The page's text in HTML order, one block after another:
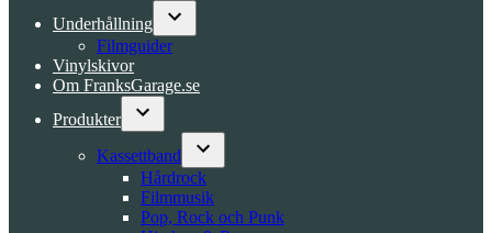
Underhållning
Open
Filmguider
Vinylskivor
Om FranksGarage.se
Produkter
Open
dropdown
menu
Kassettband
Open
dropdown
menu
Hårdrock
Filmmusik
Pop, Rock och Punk